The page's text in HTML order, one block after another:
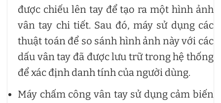
được chiếu lên tay để tạo ra một hình ảnh
vân tay chi tiết. Sau đó, máy sử dụng các
thuật toán để so sánh hình ảnh này với các
dấu vân tay đã được lưu trữ trong hệ thống
để xác định danh tính của người dùng.
Máy chấm công vân tay sử dụng cảm biến